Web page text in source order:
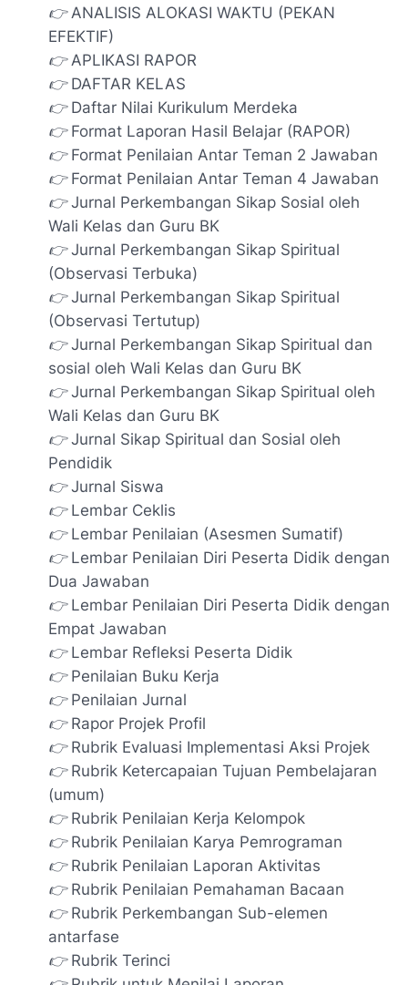
👉 ANALISIS ALOKASI WAKTU (PEKAN
EFEKTIF)
👉 APLIKASI RAPOR
👉 DAFTAR KELAS
👉 Daftar Nilai Kurikulum Merdeka
👉 Format Laporan Hasil Belajar (RAPOR)
👉 Format Penilaian Antar Teman 2 Jawaban
👉 Format Penilaian Antar Teman 4 Jawaban
👉 Jurnal Perkembangan Sikap Sosial oleh
Wali Kelas dan Guru BK
👉 Jurnal Perkembangan Sikap Spiritual
(Observasi Terbuka)
👉 Jurnal Perkembangan Sikap Spiritual
(Observasi Tertutup)
👉 Jurnal Perkembangan Sikap Spiritual dan
sosial oleh Wali Kelas dan Guru BK
👉 Jurnal Perkembangan Sikap Spiritual oleh
Wali Kelas dan Guru BK
👉 Jurnal Sikap Spiritual dan Sosial oleh
Pendidik
👉 Jurnal Siswa
👉 Lembar Ceklis
👉 Lembar Penilaian (Asesmen Sumatif)
👉 Lembar Penilaian Diri Peserta Didik dengan
Dua Jawaban
👉 Lembar Penilaian Diri Peserta Didik dengan
Empat Jawaban
👉 Lembar Refleksi Peserta Didik
👉 Penilaian Buku Kerja
👉 Penilaian Jurnal
👉 Rapor Projek Profil
👉 Rubrik Evaluasi Implementasi Aksi Projek
👉 Rubrik Ketercapaian Tujuan Pembelajaran
(umum)
👉 Rubrik Penilaian Kerja Kelompok
👉 Rubrik Penilaian Karya Pemrograman
👉 Rubrik Penilaian Laporan Aktivitas
👉 Rubrik Penilaian Pemahaman Bacaan
👉 Rubrik Perkembangan Sub-elemen
antarfase
👉 Rubrik Terinci